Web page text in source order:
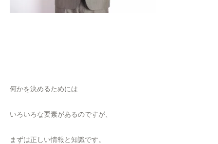
何かを決めるためには
いろいろな要素があるのですが、
まずは正しい情報と知識です。